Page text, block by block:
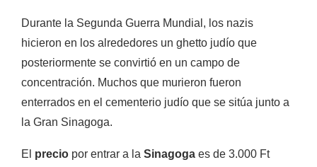
Durante la Segunda Guerra Mundial, los nazis
hicieron en los alrededores un ghetto judío que
posteriormente se convirtió en un campo de
concentración. Muchos que murieron fueron
enterrados en el cementerio judío que se sitúa junto a
la Gran Sinagoga.
El precio por entrar a la Sinagoga es de 3.000 Ft